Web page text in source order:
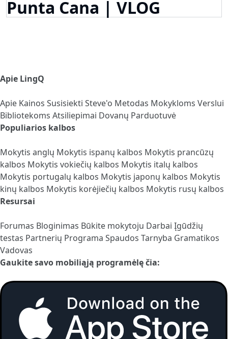
Punta Cana | VLOG
Apie LingQ
Apie Kainos Susisiekti Steve'o Metodas Mokykloms Verslui
Bibliotekoms Atsiliepimai Dovanų Parduotuvė
Populiarios kalbos
Mokytis anglų Mokytis ispanų kalbos Mokytis prancūzų
kalbos Mokytis vokiečių kalbos Mokytis italų kalbos
Mokytis portugalų kalbos Mokytis japonų kalbos Mokytis
kinų kalbos Mokytis korėjiečių kalbos Mokytis rusų kalbos
Resursai
Forumas Bloginimas Būkite mokytoju Darbai Įgūdžių
testas Partnerių Programa Spaudos Tarnyba Gramatikos
Vadovas
Gaukite savo mobiliąją programėlę čia: